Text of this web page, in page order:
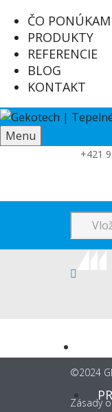
ČO
PRODUKTY
REFERENCIE
BLOG
KONTAKT
Menu
+421
©2024
Zásady